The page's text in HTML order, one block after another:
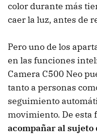
color durante más
caer la luz, antes de
Pero uno de los
en las funciones
Camera C500 Neo
tanto a personas
seguimiento
movimiento. De esta
acompañar al sujeto